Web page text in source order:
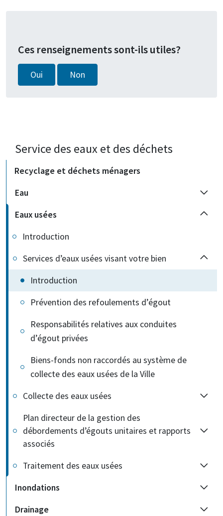
Service des eaux et des déchets
Recyclage et déchets ménagers
Eau
Eaux usées
Introduction
Services d’eaux usées visant votre bien
Introduction
Prévention des refoulements d’égout
Responsabilités relatives aux conduites
d’égout privées
Biens-fonds non raccordés au système de
collecte des eaux usées de la Ville
Collecte des eaux usées
Plan directeur de la gestion des
débordements d’égouts unitaires et rapports
associés
Traitement des eaux usées
Inondations
Drainage
Ces renseignements sont-ils utiles?
Oui Non